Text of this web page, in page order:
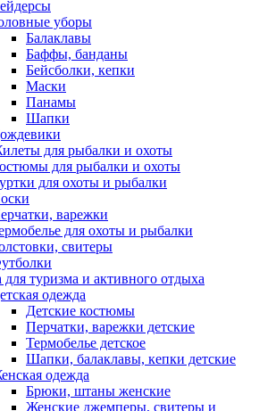
уборы
Балаклавы
Баффы, банданы
Бейсболки, кепки
Маски
Панамы
Шапки
для рыбалки и охоты
для рыбалки и охоты
для охоты и рыбалки
варежки
для охоты и рыбалки
свитеры
туризма и активного отдыха
одежда
Детские костюмы
Перчатки, варежки детские
Термобелье детское
Шапки, балаклавы, кепки детские
одежда
Брюки, штаны женские
Женские джемперы, свитеры и